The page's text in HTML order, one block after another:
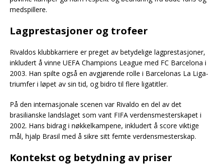
medspillere.
Lagprestasjoner og trofeer
Rivaldos klubbkarriere er preget av betydelige lagprestasjoner,
inkludert å vinne UEFA Champions League med FC Barcelona i
2003. Han spilte også en avgjørende rolle i Barcelonas La Liga-
triumfer i løpet av sin tid, og bidro til flere ligatitler.
På den internasjonale scenen var Rivaldo en del av det
brasilianske landslaget som vant FIFA verdensmesterskapet i
2002. Hans bidrag i nøkkelkampene, inkludert å score viktige
mål, hjalp Brasil med å sikre sitt femte verdensmesterskap.
Kontekst og betydning av priser